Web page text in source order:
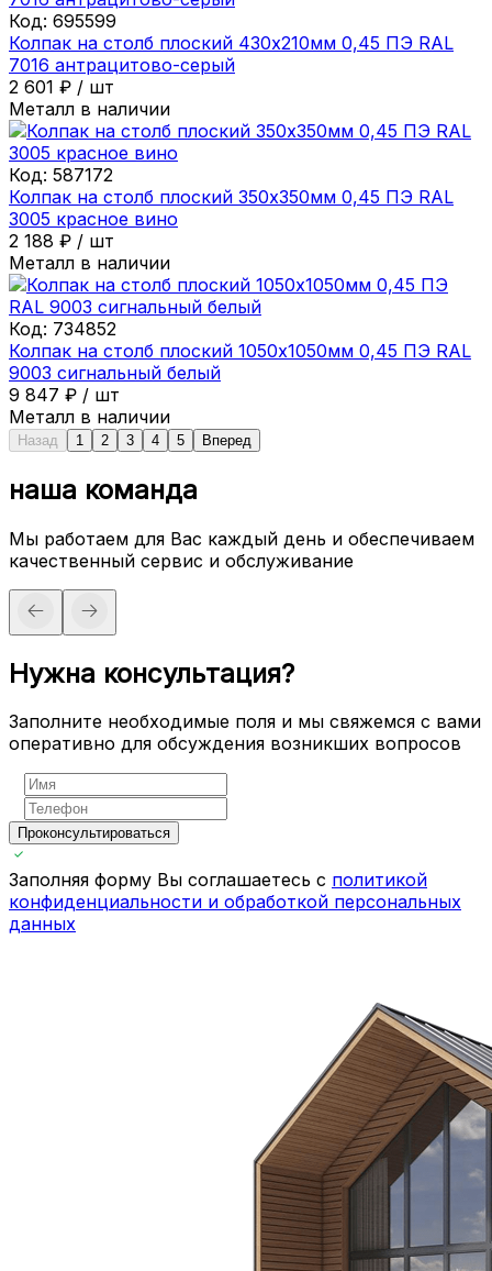
Код: 695599
Колпак на столб плоский 430х210мм 0,45 ПЭ RAL
7016 антрацитово-серый
2 601 ₽ / шт
Металл в наличии
Код: 587172
Колпак на столб плоский 350х350мм 0,45 ПЭ RAL
3005 красное вино
2 188 ₽ / шт
Металл в наличии
Код: 734852
Колпак на столб плоский 1050х1050мм 0,45 ПЭ RAL
9003 сигнальный белый
9 847 ₽ / шт
Металл в наличии
Назад 1 2 3 4 5 Вперед
наша команда
Мы работаем для Вас каждый день и обеспечиваем
качественный сервис и обслуживание
Нужна консультация?
Заполните необходимые поля и мы свяжемся с вами
оперативно для обсуждения возникших вопросов
Проконсультироваться
Заполняя форму Вы соглашаетесь с политикой
конфиденциальности и обработкой персональных
данных